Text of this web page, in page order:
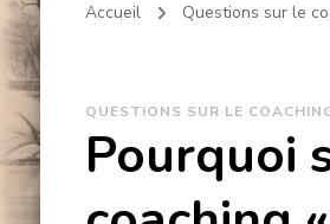
Accueil Questions sur le
QUESTIONS SUR LE
Pourquoi